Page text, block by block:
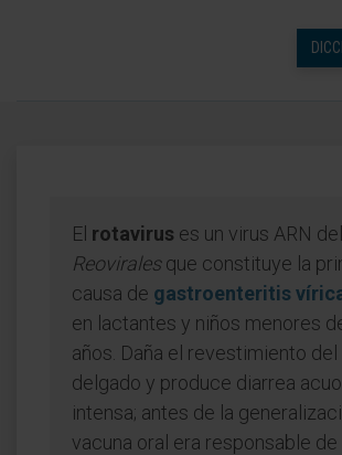
El rotavirus es un virus ARN
Reoviralesque constituye la
causa de gastroenteritis
en lactantes y niños menores
años. Daña el revestimiento
delgado y produce diarrea
intensa; antes de la
vacuna oral era responsable de